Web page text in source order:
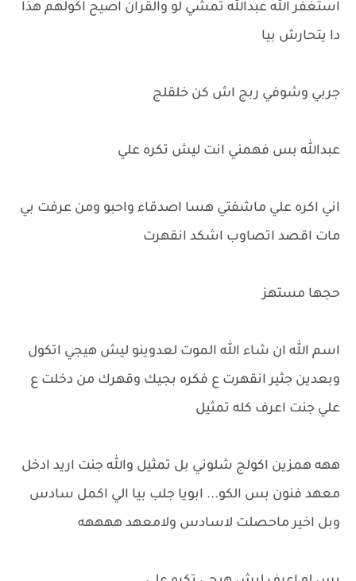
استغفر الله عبدالله تمشي لو والقران اصيح اكولهم هذا
دا يتحارش بيا
جربي وشوفي ربج اش كن خلقلج
عبدالله بس فهمني انت ليش تكره علي
اني اكره علي ماشفتي هسا اصدقاء واحبو ومن عرفت بي
مات اقصد اتصاوب اشكد انقهرت
حجها مستهز
اسم الله ان شاء الله الموت لعدوينو ليش هيجي اتكول
وبعدين جثير انقهرت ع فكره بجيك وقهرك من دخلت ع
علي جنت اعرف كله تمثيل
ههه همزين اكولج شلوني بل تمثيل والله جنت اريد ادخل
معهد فنون بس الكو... ابويا جلب بيا الي اكمل سادس
وبل اخير ماحصلت لاسادس ولامعهد ههههه